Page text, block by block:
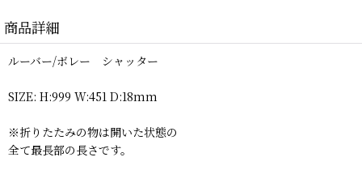
商品詳細
ルーバー/ボレー シャッター
SIZE: H:999 W:451 D:18mm
※折りたたみの物は開いた状態の
全て最長部の長さです。